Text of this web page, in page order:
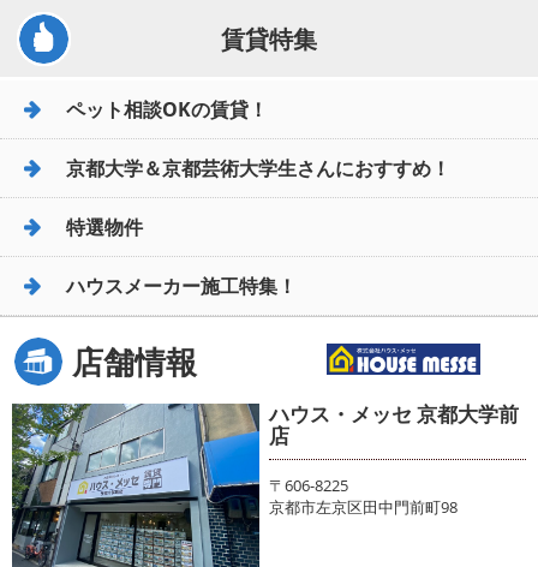
賃貸特集
ペット相談OKの賃貸！
京都大学＆京都芸術大学生さんにおすすめ！
特選物件
ハウスメーカー施工特集！
店舗情報
ハウス・メッセ 京都大学前
店
〒606-8225
京都市左京区田中門前町98